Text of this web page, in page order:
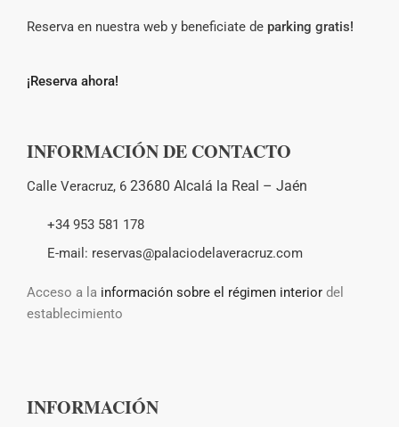
Reserva en nuestra web y beneficiate de parking gratis!
¡Reserva ahora!
INFORMACIÓN DE CONTACTO
Calle Veracruz, 6 23680 Alcalá la Real – Jaén
+34 953 581 178
E-mail: reservas@palaciodelaveracruz.com
Acceso a la información sobre el régimen interior del
establecimiento
INFORMACIÓN